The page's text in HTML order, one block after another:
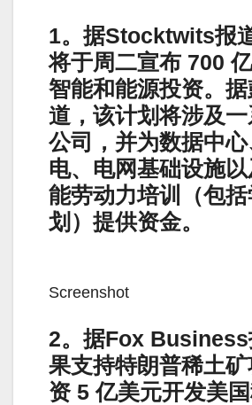
1。据Stocktwits报
将于周二宣布 700
智能和能源投资。
道，该计划将涉及
公司，并为数据中
电、电网基础设施
能劳动力培训（包
划）提供资金。
Screenshot
2。据Fox Business
果支持特朗普稀土
资 5 亿美元开发美国